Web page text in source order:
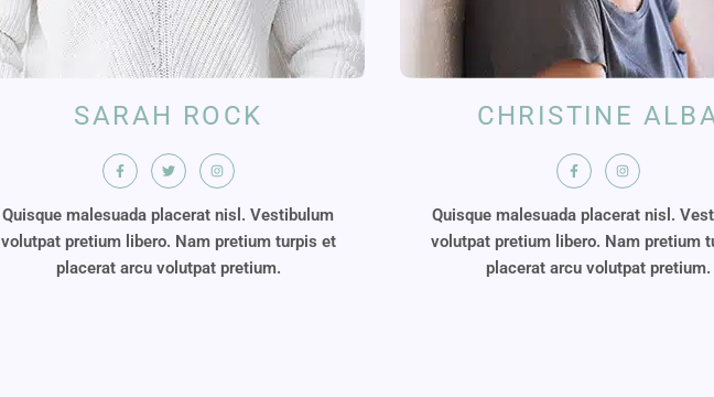
SARAH ROCK
Quisque malesuada placerat nisl. Vestibulum
volutpat pretium libero. Nam pretium turpis et
placerat arcu volutpat pretium.
CHRISTINE
Quisque malesuada placerat nisl.
volutpat pretium libero. Nam pretium
placerat arcu volutpat pretium.